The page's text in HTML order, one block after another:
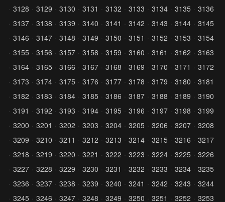
3128
3129 3130 3131 3132 3133 3134 3135
3136
3137
3138 3139 3140 3141 3142 3143 3144
3145
3146
3147 3148 3149 3150 3151 3152 3153
3154
3155
3156 3157 3158 3159 3160 3161 3162
3163
3164
3165 3166 3167 3168 3169 3170 3171
3172
3173
3174 3175 3176 3177 3178 3179 3180
3181
3182
3183 3184 3185 3186 3187 3188 3189
3190
3191
3192 3193 3194 3195 3196 3197 3198
3199
3200
3201 3202 3203 3204 3205 3206 3207
3208
3209
3210 3211 3212 3213 3214 3215 3216
3217
3218
3219 3220 3221 3222 3223 3224 3225
3226
3227
3228 3229 3230 3231 3232 3233 3234
3235
3236
3237 3238 3239 3240 3241 3242 3243
3244
3245
3246 3247 3248 3249 3250 3251 3252
3253